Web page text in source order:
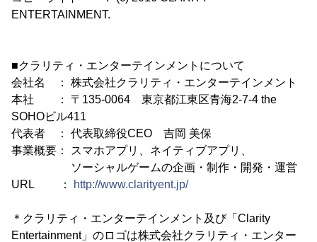
ENTERTAINMENT.
■クラリティ・エンターテインメントについて
会社名 ： 株式会社クラリティ・エンターテインメント
本社 ： 〒135-0064 東京都江東区青海2-7-4 the
SOHOビル411
代表者 ： 代表取締役CEO 吉岡 美保
事業概要： スマホアプリ、ネイティブアプリ、
ソーシャルゲームの企画・制作・開発・運営
URL ：
http://www.clarityent.jp/
＊クラリティ・エンターテインメント及び「Clarity
Entertainment」のロゴは株式会社クラリティ・エンター